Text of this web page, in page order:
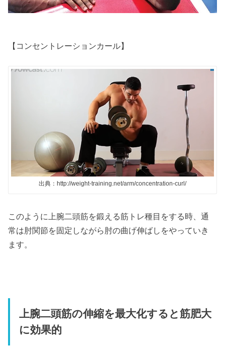
【コンセントレーションカール】
出典：http://weight-training.net/arm/concentration-curl/
このように上腕二頭筋を鍛える筋トレ種目をする時、通
常は肘関節を固定しながら肘の曲げ伸ばしをやっていき
ます。
上腕二頭筋の伸縮を最大化すると筋肥大
に効果的